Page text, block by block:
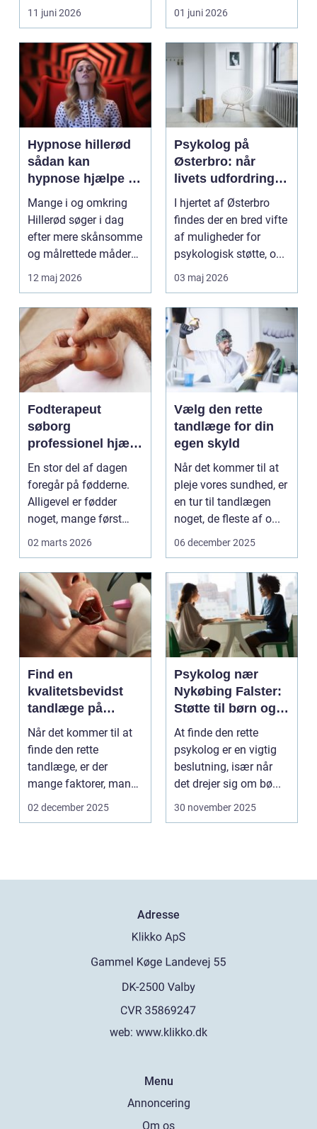
11 juni 2026
eller hoved uden at få
d...
01 juni 2026
Hypnose hillerød
sådan kan
hypnose hjælpe i
hverdagen
Mange i og omkring
Hillerød søger i dag
efter mere skånsomme
og målrettede måder
at få det bedre på....
12 maj 2026
Psykolog på
Østerbro: når
livets udfordringer
kræver
professionel støtte
I hjertet af Østerbro
findes der en bred vifte
af muligheder for
psykologisk støtte, o...
03 maj 2026
Fodterapeut
søborg
professionel hjælp
til sunde fødder i
hverdagen
En stor del af dagen
foregår på fødderne.
Alligevel er fødder
noget, mange først
02 marts 2026
Vælg den rette
tandlæge for din
egen skyld
Når det kommer til at
pleje vores sundhed, er
en tur til tandlægen
noget, de fleste af o...
06 december 2025
Find en
kvalitetsbevidst
tandlæge på
Vesterbro
Når det kommer til at
finde den rette
tandlæge, er der
mange faktorer, man
bør ov...
02 december 2025
Psykolog nær
Nykøbing Falster:
Støtte til børn og
unge
At finde den rette
psykolog er en vigtig
beslutning, især når
det drejer sig om bø...
30 november 2025
Adresse
web: www.klikko.dk
Menu
Annoncering
Om os